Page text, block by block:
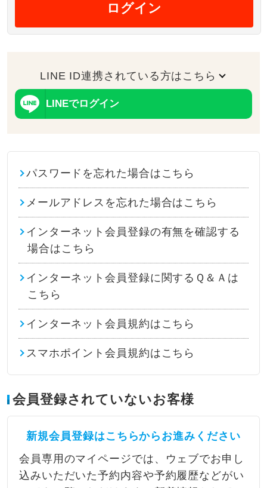
ログイン
LINE ID連携されている方はこちら
LINEでログイン
パスワードを忘れた場合はこちら
メールアドレスを忘れた場合はこちら
インターネット会員登録の有無を確認する
場合はこちら
インターネット会員登録に関するＱ＆Ａは
こちら
インターネット会員規約はこちら
スマホポイント会員規約はこちら
会員登録されていないお客様
新規会員登録はこちらからお進みください
会員専用のマイページでは、ウェブでお申し
込みいただいた予約内容や予約履歴などがい